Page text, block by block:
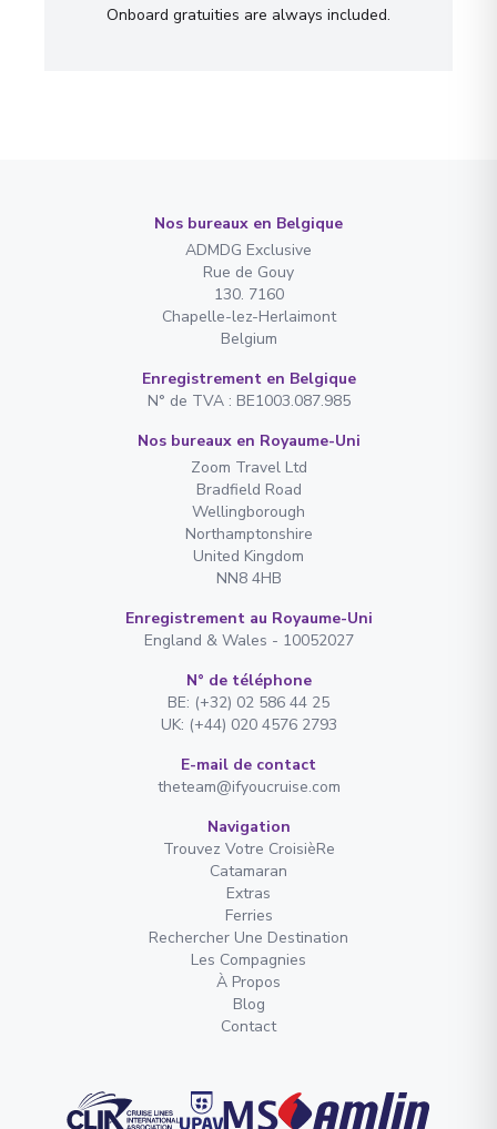
Onboard gratuities are always included.
Nos bureaux en Belgique
ADMDG Exclusive
Rue de Gouy
130. 7160
Chapelle-lez-Herlaimont
Belgium
Enregistrement en Belgique
N° de TVA : BE1003.087.985
Nos bureaux en Royaume-Uni
Zoom Travel Ltd
Bradfield Road
Wellingborough
Northamptonshire
United Kingdom
NN8 4HB
Enregistrement au Royaume-Uni
England & Wales - 10052027
N° de téléphone
BE: (+32) 02 586 44 25
UK: (+44) 020 4576 2793
E-mail de contact
theteam@ifyoucruise.com
Navigation
Trouvez Votre CroisièRe
Catamaran
Extras
Ferries
Rechercher Une Destination
Les Compagnies
À Propos
Blog
Contact